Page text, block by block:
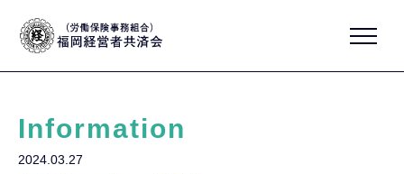
Information
2024.03.27